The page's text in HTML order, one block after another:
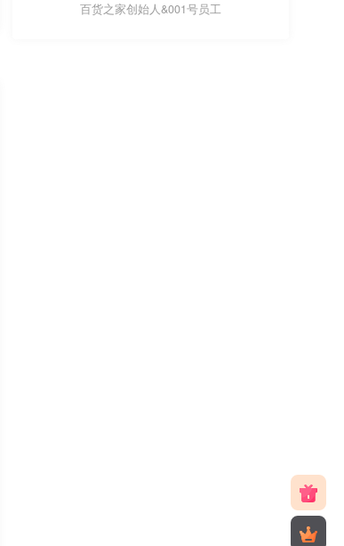
百货之家创始人&001号员工